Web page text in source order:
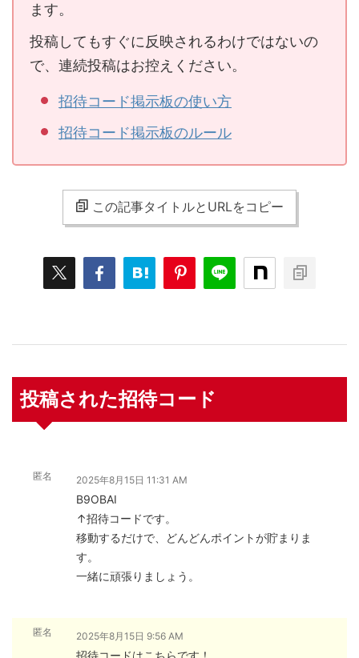
ます。
投稿してもすぐに反映されるわけではないの
で、連続投稿はお控えください。
招待コード掲示板の使い方
招待コード掲示板のルール
この記事タイトルとURLをコピー
投稿された招待コード
匿名 2025年8月15日 11:31 AM
B9OBAI
↑招待コードです。
移動するだけで、どんどんポイントが貯まりま
す。
一緒に頑張りましょう。
匿名 2025年8月15日 9:56 AM
招待コードはこちらです！